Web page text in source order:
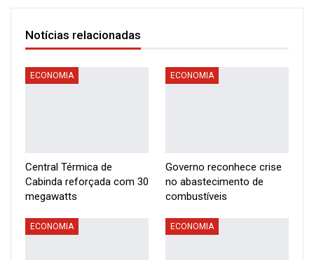
Indústrias na Zona Económica Especial, noticiou o Jornal de
Notícias relacionadas
ECONOMIA
Central Térmica de
Cabinda reforçada com 30
megawatts
ECONOMIA
Governo reconhece crise
no abastecimento de
combustíveis
ECONOMIA ECONOMIA